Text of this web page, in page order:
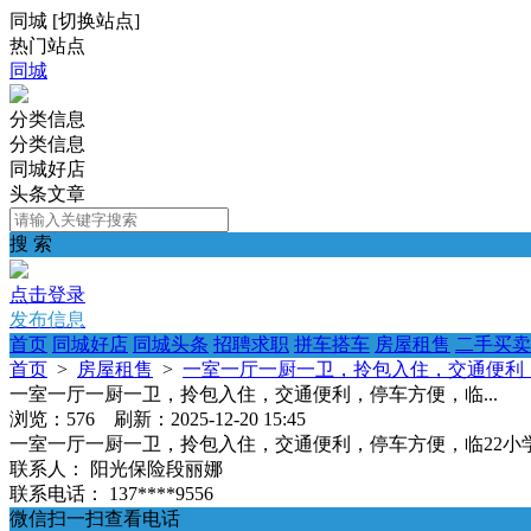
同城 [切换站点]
热门站点
同城
分类信息
分类信息
同城好店
头条文章
搜 索
点击登录
发布信息
首页 同城好店 同城头条 招聘求职 拼车搭车 房屋租售 二手买卖
首页 > 房屋租售 > 一室一厅一厨一卫，拎包入住，交通便利
一室一厅一厨一卫，拎包入住，交通便利，停车方便，临...
浏览：576 刷新：2025-12-20 15:45
一室一厅一厨一卫，拎包入住，交通便利，停车方便，临22
联系人：
阳光保险段丽娜
联系电话：
137****9556
微信扫一扫查看电话